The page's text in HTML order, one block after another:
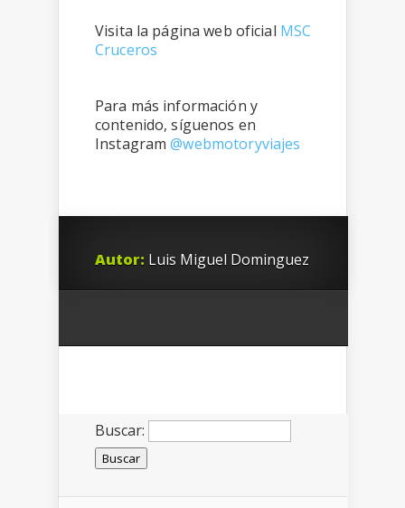
Visita la página web oficial MSC
Cruceros
Para más información y
contenido, síguenos en
Instagram@webmotoryviajes
Autor: Luis Miguel Dominguez
Buscar: